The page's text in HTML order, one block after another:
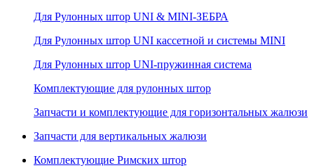
Для Рулонных штор UNI & MINI-ЗЕБРА
Для Рулонных штор UNI кассетной и системы MINI
Для Рулонных штор UNI-пружинная система
Комплектующие для рулонных штор
Запчасти и комплектующие для горизонтальных жалюзи
Запчасти для вертикальных жалюзи
Комплектующие Римских штор